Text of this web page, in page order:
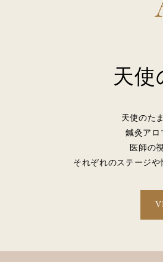
天使
天使のた
鍼灸アロ
医師の
それぞれのステージや